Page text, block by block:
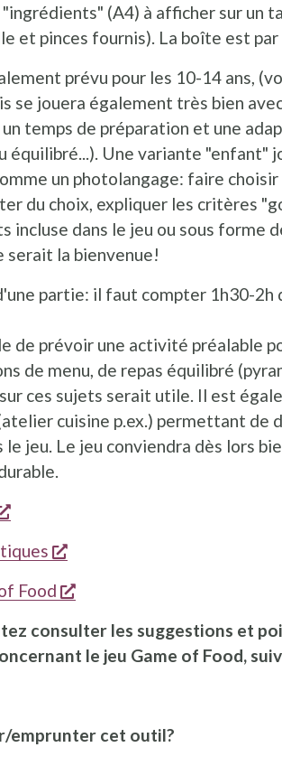
(A4) à afficher sur un
et pinces fournis). La boîte est
prévu pour les 10-14 ans,
se jouera également très bien
temps de préparation et une
équilibré...). Une variante "enfant"
un photolangage: faire
du choix, expliquer les critères
incluse dans le jeu ou sous forme
serait la bienvenue!
partie: il faut compter 1h30-2h
de prévoir une activité préalable
de menu, de repas équilibré
ces sujets serait utile. Il est
cuisine p.ex.) permettant de
le jeu. Le jeu conviendra dès lors
s'ouvre dans une nouvelle fenêtre
s'ouvre dans une nouvelle
Food
s'ouvre dans une nouvelle
consulter les suggestions et
le jeu Game of Food,
emprunter cet outil?